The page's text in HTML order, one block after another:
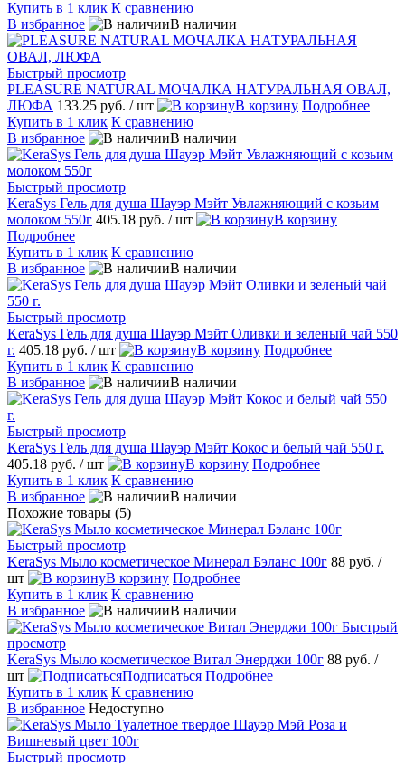
Купить в 1 клик К сравнению
В избранное
В наличии
Быстрый просмотр
PLEASURE NATURAL МОЧАЛКА НАТУРАЛЬНАЯ ОВАЛ,
ЛЮФА 133.25 руб. / шт В корзину Подробнее
Купить в 1 клик К сравнению
В избранное
В наличии
Быстрый просмотр
KeraSys Гель для душа Шауэр Мэйт Увлажняющий с козьим
молоком 550г 405.18 руб. / шт
В корзину
Подробнее
Купить в 1 клик К сравнению
В избранное
В наличии
Быстрый просмотр
KeraSys Гель для душа Шауэр Мэйт Оливки и зеленый чай 550
г. 405.18 руб. / шт В корзину Подробнее
Купить в 1 клик К сравнению
В избранное
В наличии
Быстрый просмотр
KeraSys Гель для душа Шауэр Мэйт Кокос и белый чай 550 г.
405.18 руб. / шт В корзину Подробнее
Купить в 1 клик К сравнению
В избранное
В наличии
Похожие товары (5)
Быстрый просмотр
KeraSys Мыло косметическое Минерал Бэланс 100г 88 руб. /
шт
В корзину Подробнее
Купить в 1 клик К сравнению
В избранное
В наличии
Быстрый
просмотр
KeraSys Мыло косметическое Витал Энерджи 100г 88 руб. /
шт
Подписаться Подробнее
Купить в 1 клик К сравнению
В избранное Недоступно
Быстрый просмотр